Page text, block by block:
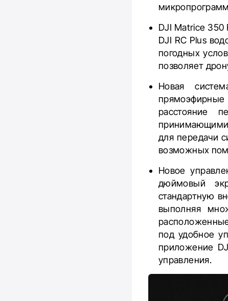
DJI Matrice 350
DJI RC Plus
погодных
позволяет
Новая
расстояние
принимающими
для передачи
возможных
Новое
дюймовый
стандартную
выполняя
под удобное
приложение
управления.